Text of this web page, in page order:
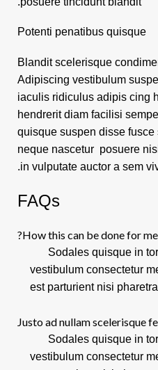
Potenti penatibus quisque
Blandit scelerisque
Adipiscing vestibulum
iaculis ridiculus adipis cing
hendrerit diam facilisi
quisque suspen disse
neque nascetur posuere
in vulputate auctor a sem
FAQs
How this can be done for me?
Sodales quisque in
vestibulum consectetur
est parturient nisi
Justo ad nullam scelerisque
Sodales quisque in
vestibulum consectetur